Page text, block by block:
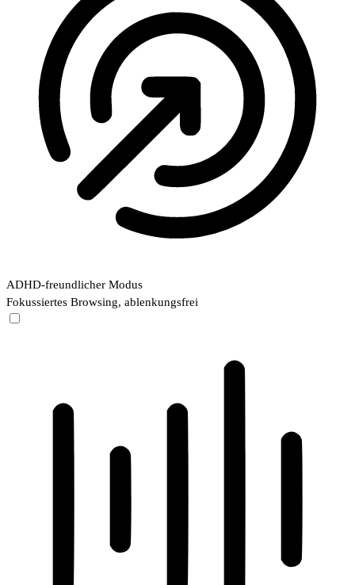
ADHD-freundlicher Modus
Fokussiertes Browsing, ablenkungsfrei